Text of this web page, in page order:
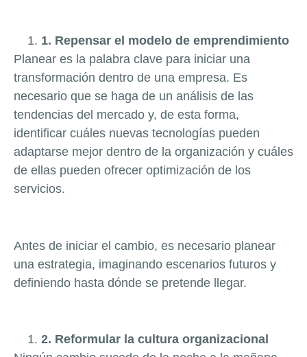
1. Repensar el modelo de emprendimiento
Planear es la palabra clave para iniciar una
transformación dentro de una empresa. Es
necesario que se haga de un análisis de las
tendencias del mercado y, de esta forma,
identificar cuáles nuevas tecnologías pueden
adaptarse mejor dentro de la organización y cuáles
de ellas pueden ofrecer optimización de los
servicios.
Antes de iniciar el cambio, es necesario planear
una estrategia, imaginando escenarios futuros y
definiendo hasta dónde se pretende llegar.
2. Reformular la cultura organizacional